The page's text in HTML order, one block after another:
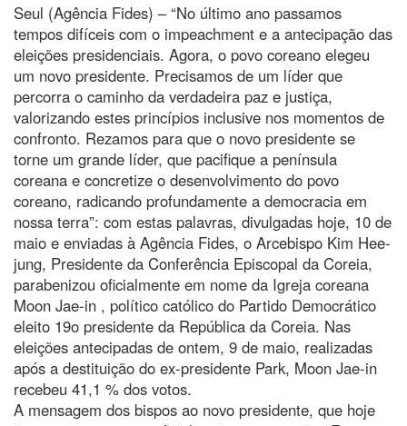
Seul (Agência Fides) – “No último ano passamos
tempos difíceis com o impeachment e a antecipação das
eleições presidenciais. Agora, o povo coreano elegeu
um novo presidente. Precisamos de um líder que
percorra o caminho da verdadeira paz e justiça,
valorizando estes princípios inclusive nos momentos de
confronto. Rezamos para que o novo presidente se
torne um grande líder, que pacifique a península
coreana e concretize o desenvolvimento do povo
coreano, radicando profundamente a democracia em
nossa terra”: com estas palavras, divulgadas hoje, 10 de
maio e enviadas à Agência Fides, o Arcebispo Kim Hee-
jung, Presidente da Conferência Episcopal da Coreia,
parabenizou oficialmente em nome da Igreja coreana
Moon Jae-in , político católico do Partido Democrático
eleito 19o presidente da República da Coreia. Nas
eleições antecipadas de ontem, 9 de maio, realizadas
após a destituição do ex-presidente Park, Moon Jae-in
recebeu 41,1 % dos votos.
A mensagem dos bispos ao novo presidente, que hoje